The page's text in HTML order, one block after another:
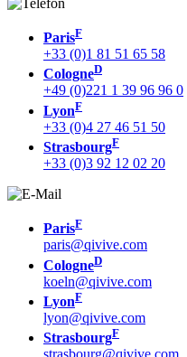
ParisF
+33 (0)1 81 51 65 58
CologneD
+49 (0)221 1 39 96 96 0
LyonF
+33 (0)4 27 46 51 50
StrasbourgF
+33 (0)3 92 12 02 20
ParisF
paris@qivive.com
CologneD
koeln@qivive.com
LyonF
lyon@qivive.com
StrasbourgF